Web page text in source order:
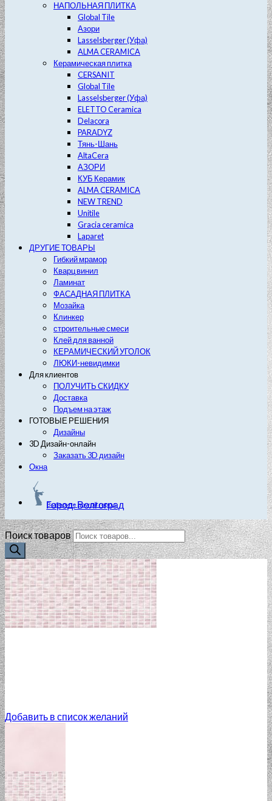
НАПОЛЬНАЯ ПЛИТКА
Global Tile
Азори
Lasselsberger (Уфа)
ALMA CERAMICA
Керамическая плитка
CERSANIT
Global Tile
Lasselsberger (Уфа)
ELETTO Ceramica
Delacora
PARADYZ
Тянь-Шань
AltaCera
АЗОРИ
КУБ Керамик
ALMA CERAMICA
NEW TREND
Unitile
Gracia ceramica
Laparet
ДРУГИЕ ТОВАРЫ
Гибкий мрамор
Кварц винил
Ламинат
ФАСАДНАЯ ПЛИТКА
Мозайка
Клинкер
строительные смеси
Клей для ванной
КЕРАМИЧЕСКИЙ УГОЛОК
ЛЮКИ-невидимки
Для клиентов
ПОЛУЧИТЬ СКИДКУ
Доставка
Подъем на этаж
ГОТОВЫЕ РЕШЕНИЯ
Дизайны
3D Дизайн-онлайн
Заказать 3D дизайн
Окна
Город: Волгоград
Выберите другой город
Поиск товаров
Добавить в список желаний